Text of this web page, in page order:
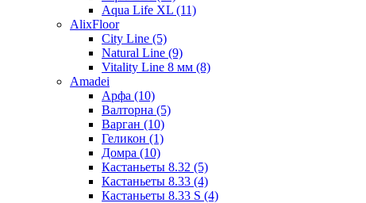
Aqua Life XL (11)
AlixFloor
City Line (5)
Natural Line (9)
Vitality Line 8 мм (8)
Amadei
Арфа (10)
Валторна (5)
Варган (10)
Геликон (1)
Домра (10)
Кастаньеты 8.32 (5)
Кастаньеты 8.33 (4)
Кастаньеты 8.33 S (4)